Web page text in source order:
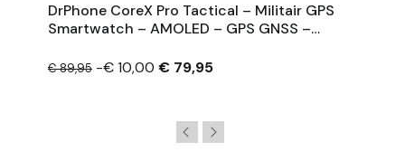
DrPhone CoreX Pro Tactical – Militair GPS
Smartwatch – AMOLED – GPS GNSS –
Horloge Heren
€ 89,95 -€ 10,00 € 79,95